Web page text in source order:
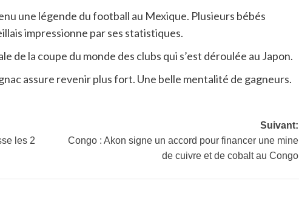
une légende du football au Mexique. Plusieurs bébés
impressionne par ses statistiques.
de la coupe du monde des clubs qui s’est déroulée au Japon.
assure revenir plus fort. Une belle mentalité de gagneurs.
les 2
Suivant:
Congo : Akon signe un accord pour financer une mine
de cuivre et de cobalt au Congo